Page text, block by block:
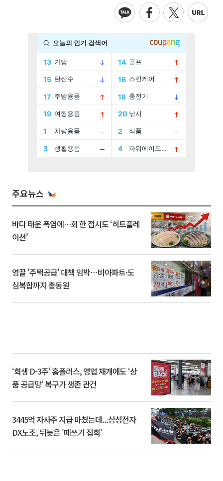
주요뉴스
바다 태운 폭염에…회 한 접시도 ‘히트플레
이션’
영끌 '주택공급' 대책 임박⋯비아파트·도
심복합까지 총동원
‘회생 D-3주’ 홈플러스, 영업 재개에도 ‘상
품 공급망’ 복구가 생존 관건
3445억 자사주 지급 마쳤는데...삼성전자
DX노조, 뒤늦은 '떼쓰기 집회'